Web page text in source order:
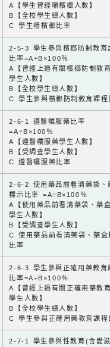
A【學生曾經嚼檳榔人數】
B【全校學生總人數】
C 學生嚼檳榔比率
2-5-3 學生參與檳榔防制教育
比率=A÷B×100％
A【曾經上過有關檳榔防制教
學生人數】
B【全校學生總人數】
C 學生參與檳榔防制教育課程
2-6-1 遵醫囑服藥比率
=A÷B×100％
A【遵醫囑服藥學生人數】
B【受調查學生人數】
C 遵醫囑服藥比率
2-6-2 使用藥品前看清藥袋、
標示比率 =A÷B×100％
A【使用藥品前看清藥袋、藥
學生人數】
B【受調查學生人數】
C 使用藥品前看清藥袋、藥盒
比率
2-6-3 學生參與正確用藥教育
比率=A÷B×100％
A【曾經上過有關正確用藥教
學生人數】
B【全校學生總人數】
C 學生參與正確用藥教育課程
2-7-1 學生參與性教育(含愛